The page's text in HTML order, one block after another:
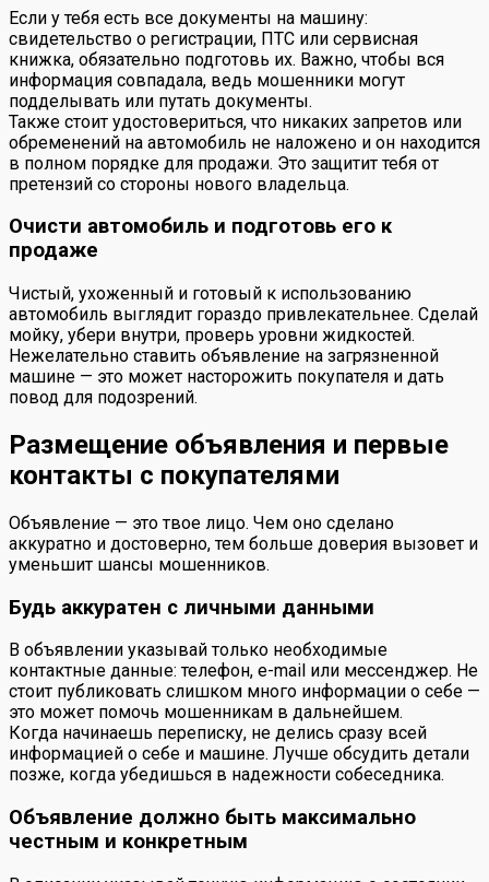
Если у тебя есть все документы на машину:
свидетельство о регистрации, ПТС или сервисная
книжка, обязательно подготовь их. Важно, чтобы вся
информация совпадала, ведь мошенники могут
подделывать или путать документы.
Также стоит удостовериться, что никаких запретов или
обременений на автомобиль не наложено и он находится
в полном порядке для продажи. Это защитит тебя от
претензий со стороны нового владельца.
Очисти автомобиль и подготовь его к
продаже
Чистый, ухоженный и готовый к использованию
автомобиль выглядит гораздо привлекательнее. Сделай
мойку, убери внутри, проверь уровни жидкостей.
Нежелательно ставить объявление на загрязненной
машине — это может насторожить покупателя и дать
повод для подозрений.
Размещение объявления и первые
контакты с покупателями
Объявление — это твое лицо. Чем оно сделано
аккуратно и достоверно, тем больше доверия вызовет и
уменьшит шансы мошенников.
Будь аккуратен с личными данными
В объявлении указывай только необходимые
контактные данные: телефон, e-mail или мессенджер. Не
стоит публиковать слишком много информации о себе —
это может помочь мошенникам в дальнейшем.
Когда начинаешь переписку, не делись сразу всей
информацией о себе и машине. Лучше обсудить детали
позже, когда убедишься в надежности собеседника.
Объявление должно быть максимально
честным и конкретным